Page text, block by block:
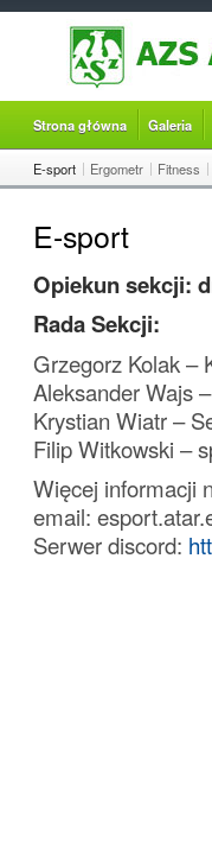
Strona główna Galeria
E-sport Ergometr Fitness
E-sport
Opiekun sekcji:
Rada Sekcji:
Grzegorz Kolak –
Aleksander Wajs
Krystian Wiatr –
Filip Witkowski –
Więcej informacji
email:
Serwer discord: